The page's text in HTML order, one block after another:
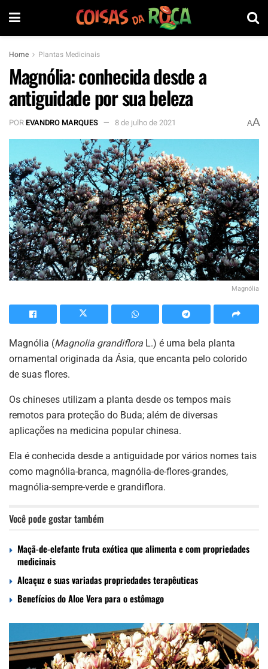
Home Plantas Medicinais
Magnólia: conhecida desde a
antiguidade por sua beleza
POREVANDRO MARQUES 8 de julho de 2021 AA
Magnólia
Magnólia (Magnolia grandiflora L.) é uma bela planta
ornamental originada da Ásia, que encanta pelo colorido
de suas flores.
Os chineses utilizam a planta desde os tempos mais
remotos para proteção do Buda; além de diversas
aplicações na medicina popular chinesa.
Ela é conhecida desde a antiguidade por vários nomes tais
como magnólia-branca, magnólia-de-flores-grandes,
magnólia-sempre-verde e grandiflora.
Você pode gostar também
Maçã-de-elefante fruta exótica que alimenta e com propriedades
medicinais
Alcaçuz e suas variadas propriedades terapêuticas
Benefícios do Aloe Vera para o estômago